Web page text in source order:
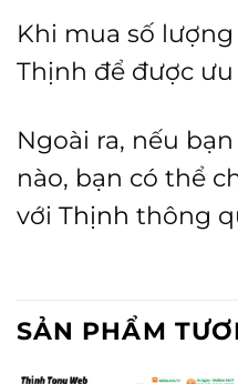
Khi mua số
Thịnh để được
Ngoài ra, nếu
nào, bạn có thể
với Thịnh thông
SẢN PHẨM